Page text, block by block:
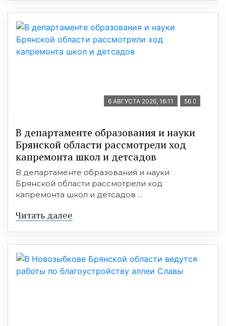
6 АВГУСТА 2026, 16:11 56
В департаменте образования и науки
Брянской области рассмотрели ход
капремонта школ и детсадов
В департаменте образования и науки
Брянской области рассмотрели ход
капремонта школ и детсадов ...
Читать далее